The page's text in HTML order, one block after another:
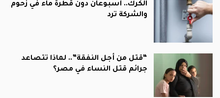
الكرك.. أسبوعان دون قطرة ماء في زحوم
والشركة ترد
“قتل من أجل النفقة”.. لماذا تتصاعد
جرائم قتل النساء في مصر؟